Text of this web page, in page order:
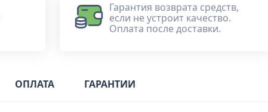
Гарантия возврата средств,
если не устроит качество.
Оплата после доставки.
ОПЛАТА ГАРАНТИИ